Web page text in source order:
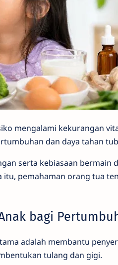
mengalami kekurangan
dan daya tahan
serta kebiasaan bermain
pemahaman orang tua
bagi
adalah membantu
tulang dan gigi.